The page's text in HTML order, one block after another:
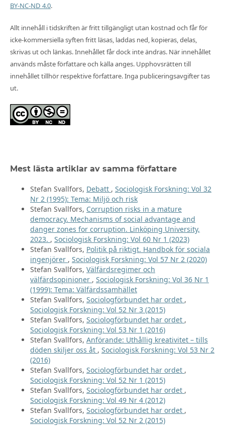
BY-NC-ND 4.0.
Allt innehåll i tidskriften är fritt tillgängligt utan kostnad och får för
icke-kommersiella syften fritt läsas, laddas ned, kopieras, delas,
skrivas ut och länkas. Innehållet får dock inte ändras. När innehållet
används måste författare och källa anges. Upphovsrätten till
innehållet tillhör respektive författare. Inga publiceringsavgifter tas
ut.
Mest lästa artiklar av samma författare
Stefan Svallfors, Debatt , Sociologisk Forskning: Vol 32
Nr 2 (1995): Tema: Miljö och risk
Stefan Svallfors, Corruption risks in a mature
democracy. Mechanisms of social advantage and
danger zones for corruption. Linköping University,
2023. , Sociologisk Forskning: Vol 60 Nr 1 (2023)
Stefan Svallfors, Politik på riktigt. Handbok för sociala
ingenjörer , Sociologisk Forskning: Vol 57 Nr 2 (2020)
Stefan Svallfors, Välfärdsregimer och
välfärdsopinioner , Sociologisk Forskning: Vol 36 Nr 1
(1999): Tema: Välfärdssamhället
Stefan Svallfors, Sociologförbundet har ordet ,
Sociologisk Forskning: Vol 52 Nr 3 (2015)
Stefan Svallfors, Sociologförbundet har ordet ,
Sociologisk Forskning: Vol 53 Nr 1 (2016)
Stefan Svallfors, Anförande: Uthållig kreativitet – tills
döden skiljer oss åt , Sociologisk Forskning: Vol 53 Nr 2
(2016)
Stefan Svallfors, Sociologförbundet har ordet ,
Sociologisk Forskning: Vol 52 Nr 1 (2015)
Stefan Svallfors, Sociologförbundet har ordet ,
Sociologisk Forskning: Vol 49 Nr 4 (2012)
Stefan Svallfors, Sociologförbundet har ordet ,
Sociologisk Forskning: Vol 52 Nr 2 (2015)